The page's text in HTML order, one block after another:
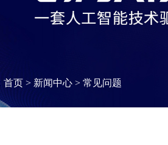
首页 > 新闻中心 > 常见问题